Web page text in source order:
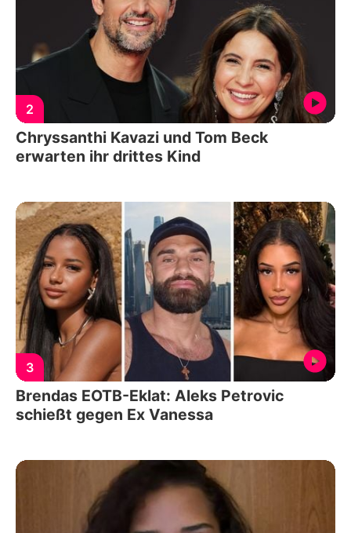
2
Chryssanthi Kavazi und Tom Beck
erwarten ihr drittes Kind
3
Brendas EOTB-Eklat: Aleks Petrovic
schießt gegen Ex Vanessa